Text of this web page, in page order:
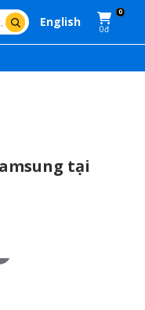
English
0
0đ
tại